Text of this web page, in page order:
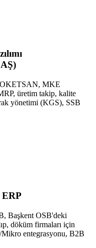
MKE
üretim takip, kalite
yönetimi (KGS), SSB
Başkent OSB'deki
döküm firmaları için
entegrasyonu, B2B